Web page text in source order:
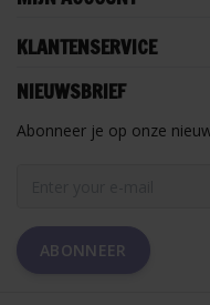
KLANTENSERVICE
NIEUWSBRIEF
Abonneer je op onze
ABONNEER